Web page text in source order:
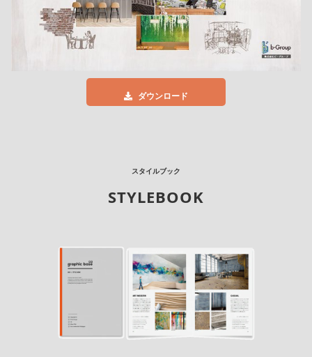
ダウンロード
スタイルブック
STYLEBOOK